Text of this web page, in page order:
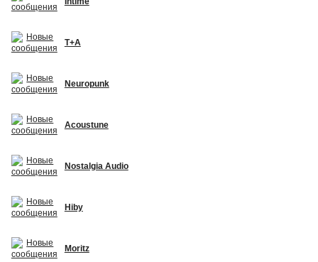
T+A
Neuropunk
Acoustune
Nostalgia Audio
Hiby
Moritz